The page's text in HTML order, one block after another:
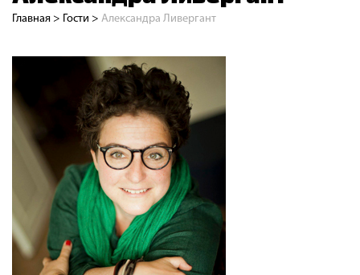
Главная > Гости > Александра Ливергант